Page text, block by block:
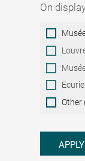
On
On
display
Other